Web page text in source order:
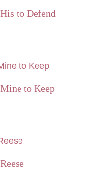
His to Defend
Mine to Keep
Reese